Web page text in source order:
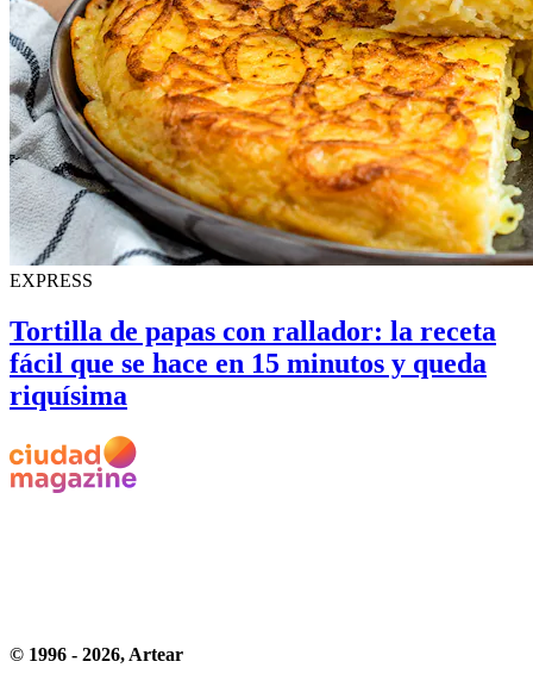
EXPRESS
Tortilla de papas con rallador: la receta
fácil que se hace en 15 minutos y queda
riquísima
© 1996 - 2026, Artear